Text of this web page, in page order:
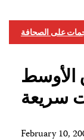
على الصحافة
الشرق الأوسط
سريعة
February 10,